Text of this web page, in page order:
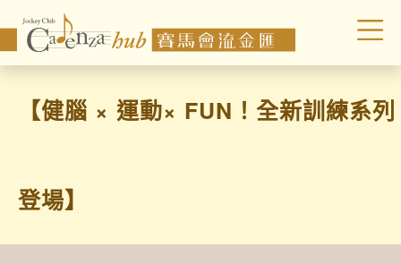
【健腦 × 運動× FUN！全新訓練系列
登場】